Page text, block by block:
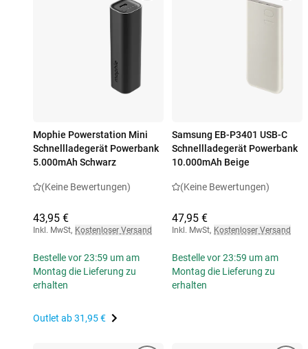
Mophie Powerstation Mini
Schnellladegerät Powerbank
5.000mAh Schwarz
(Keine Bewertungen)
43,95 €
Inkl. MwSt, Kostenloser Versand
Bestelle vor 23:59 um am
Montag die Lieferung zu
erhalten
Outlet ab31,95 €
Samsung EB-P3401 USB-C
Schnellladegerät Powerbank
10.000mAh Beige
(Keine Bewertungen)
47,95 €
Inkl. MwSt, Kostenloser Versand
Bestelle vor 23:59 um am
Montag die Lieferung zu
erhalten